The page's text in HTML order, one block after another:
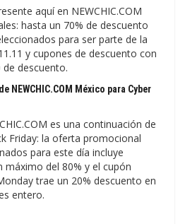
aquí en NEWCHIC.COM
hasta un 70% de descuento
para ser parte de la
y cupones de descuento con
descuento.
NEWCHIC.COM México para Cyber
es una continuación de
Friday: la oferta promocional
para este día incluye
máximo del 80% y el cupón
trae un 20% descuento en
entero.